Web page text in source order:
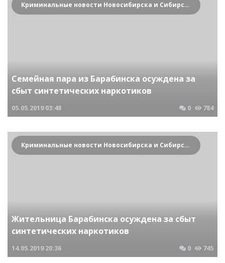
Криминальные новости Новосибирска и Сибирского региона
Семейная пара из Барабинска осуждена за
сбыт синтетических наркотиков
05.05.2019 03:48 0 784
Криминальные новости Новосибирска и Сибирского региона
Жительница Барабинска осуждена за сбыт
синтетических наркотиков
14.05.2019 20:36 0 745